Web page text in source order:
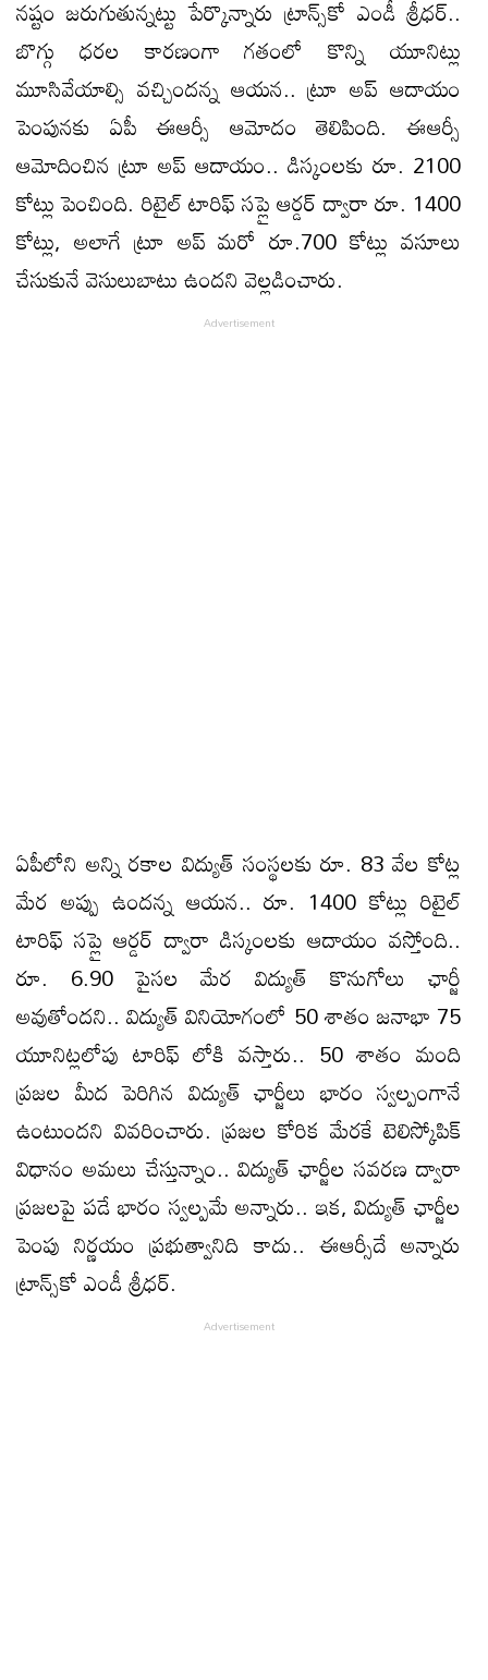
నష్టం జరుగుతున్నట్టు పేర్కొన్నారు ట్రాన్స్‌కో ఎండీ శ్రీధర్..
బొగ్గు ధరల కారణంగా గతంలో కొన్ని యూనిట్లు
మూసివేయాల్సి వచ్చిందన్న ఆయన.. ట్రూ అప్ ఆదాయం
పెంపునకు ఏపీ ఈఆర్సీ ఆమోదం తెలిపింది. ఈఆర్సీ
ఆమోదించిన ట్రూ అప్ ఆదాయం.. డిస్కంలకు రూ. 2100
కోట్లు పెంచింది. రిటైల్ టారిఫ్ సప్లై ఆర్డర్ ద్వారా రూ. 1400
కోట్లు, అలాగే ట్రూ అప్ మరో రూ.700 కోట్లు వసూలు
చేసుకునే వెసులుబాటు ఉందని వెల్లడించారు.
ఏపీలోని అన్ని రకాల విద్యుత్ సంస్థలకు రూ. 83 వేల కోట్ల
మేర అప్పు ఉందన్న ఆయన.. రూ. 1400 కోట్లు రిటైల్
టారిఫ్ సప్లై ఆర్డర్ ద్వారా డిస్కంలకు ఆదాయం వస్తోంది..
రూ. 6.90 పైసల మేర విద్యుత్ కొనుగోలు ఛార్జీ
అవుతోందని.. విద్యుత్ వినియోగంలో 50 శాతం జనాభా 75
యూనిట్లలోపు టారిఫ్ లోకి వస్తారు.. 50 శాతం మంది
ప్రజల మీద పెరిగిన విద్యుత్ ఛార్జీలు భారం స్వల్పంగానే
ఉంటుందని వివరించారు. ప్రజల కోరిక మేరకే టెలిస్కోపిక్
విధానం అమలు చేస్తున్నాం.. విద్యుత్ ఛార్జీల సవరణ ద్వారా
ప్రజలపై పడే భారం స్వల్పమే అన్నారు.. ఇక, విద్యుత్ ఛార్జీల
పెంపు నిర్ణయం ప్రభుత్వానిది కాదు.. ఈఆర్సీదే అన్నారు
ట్రాన్స్‌కో ఎండీ శ్రీధర్‌.